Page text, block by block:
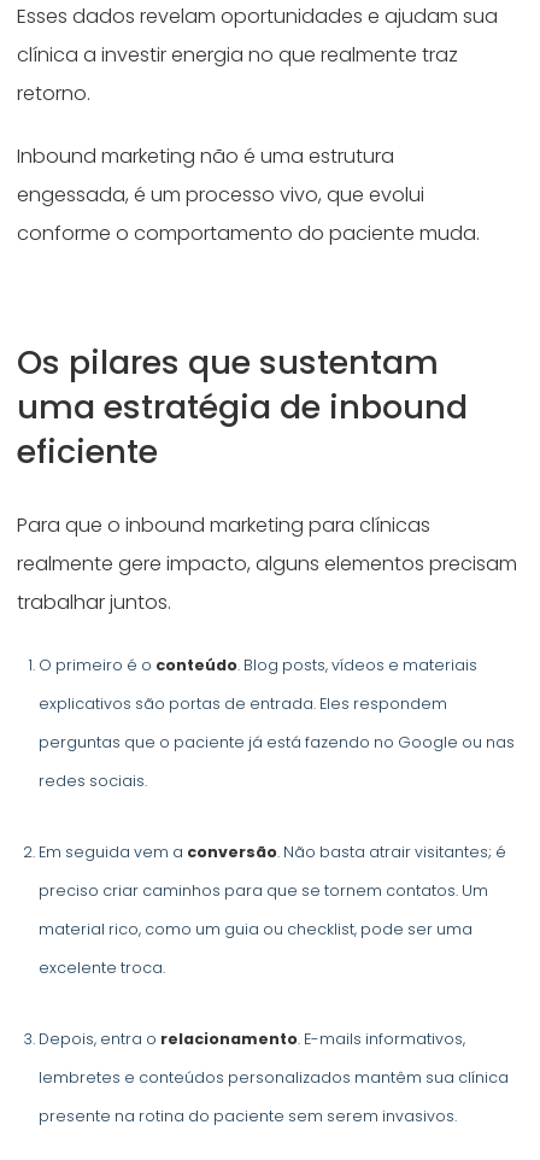
Esses dados revelam oportunidades e ajudam sua
clínica a investir energia no que realmente traz
retorno.
Inbound marketing não é uma estrutura
engessada, é um processo vivo, que evolui
conforme o comportamento do paciente muda.
Os pilares que sustentam
uma estratégia de inbound
eficiente
Para que o inbound marketing para clínicas
realmente gere impacto, alguns elementos precisam
trabalhar juntos.
O primeiro é o conteúdo. Blog posts, vídeos e materiais
explicativos são portas de entrada. Eles respondem
perguntas que o paciente já está fazendo no Google ou nas
redes sociais.
Em seguida vem a conversão. Não basta atrair visitantes; é
preciso criar caminhos para que se tornem contatos. Um
material rico, como um guia ou checklist, pode ser uma
excelente troca.
Depois, entra o relacionamento. E-mails informativos,
lembretes e conteúdos personalizados mantêm sua clínica
presente na rotina do paciente sem serem invasivos.